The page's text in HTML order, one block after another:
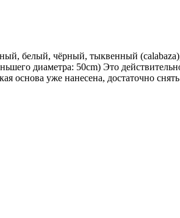
белый, чёрный, тыквенный
диаметра: 50cm) Это
основа уже нанесена, достаточно